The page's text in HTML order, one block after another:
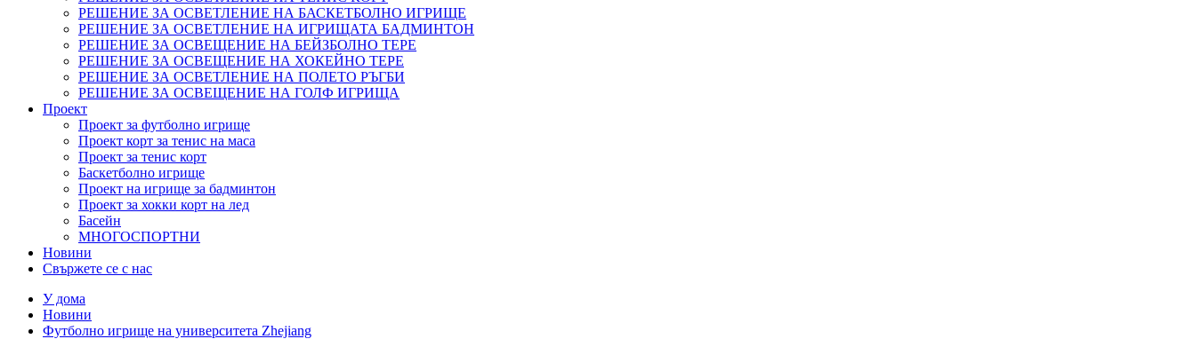
РЕШЕНИЕ ЗА ОСВЕТЛЕНИЕ НА БАСКЕТБОЛНО ИГРИЩЕ
РЕШЕНИЕ ЗА ОСВЕТЛЕНИЕ НА ИГРИЩАТА БАДМИНТОН
РЕШЕНИЕ ЗА ОСВЕЩЕНИЕ НА БЕЙЗБОЛНО ТЕРЕ
РЕШЕНИЕ ЗА ОСВЕЩЕНИЕ НА ХОКЕЙНО ТЕРЕ
РЕШЕНИЕ ЗА ОСВЕТЛЕНИЕ НА ПОЛЕТО РЪГБИ
РЕШЕНИЕ ЗА ОСВЕЩЕНИЕ НА ГОЛФ ИГРИЩА
Проект
Проект за футболно игрище
Проект корт за тенис на маса
Проект за тенис корт
Баскетболно игрище
Проект на игрище за бадминтон
Проект за хокки корт на лед
Басейн
МНОГОСПОРТНИ
Новини
Свържете се с нас
У дома
Новини
Футболно игрище на университета Zhejiang